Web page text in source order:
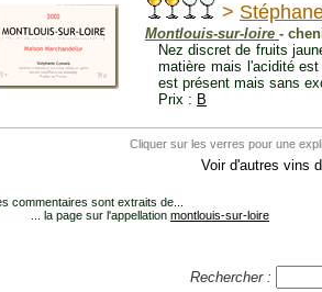
>
Montlouis-sur-loire -
Nez discret de fruits
matière mais l'acidité
est présent mais sans
Prix : B
Cliquer sur les verres pour une
Voir d'autres vins
commentaires sont extraits de...
... la page sur l'appellation montlouis-sur-loire
Rechercher :